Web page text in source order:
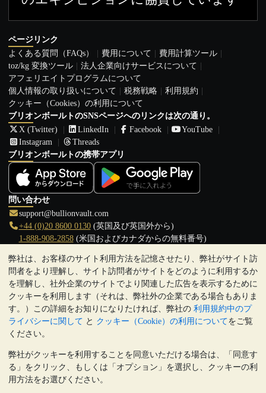
弊社は、お客様のサイト利用方法を記憶させたり、弊社がサイト訪
問者をより理解し、サイト訪問者がサイトをどのように利用するか
を理解し、社外企業のサイトでより関連した広告を表示するために
クッキーを利用します（それは、弊社外の企業である場合もありま
す。）この詳細をお知りになりたければ、弊社の 利用規約中のプ
ライバシーに関して と クッキー（Cookie）の利用についてをご覧
ください。
弊社がクッキーを利用することを同意いただける場合は、「同意す
る」をクリック、もしくは「オプション」を選択し、クッキーの利
用方法をお選びください。
ページリンク
よくある質問（FAQs）
費用について
費用計算ツール
toz/kg 変換ツール
法人企業向けサービスについて
アフェリエイトプログラムについて
個人情報の取り扱いについて
税務戦略
利用規約
クッキー（Cookies）の利用について
ブリオンボールトのSNSページへのリンクは次の通り。
X (Twitter)
LinkedIn Facebook
YouTube
Instagram
Threads
ブリオンボールトの携帯アプリ
問い合わせ
support@bullionvault.com
+44 (0)20 8600 0130(英国及び英国外から)
1-888-908-2858(米国およびカナダからの無料番号)
クリックして通話を開始
営業時間:
9:00～20:30 (英国), 月曜日から金曜日
17:00～2:30（日本時間）, 月曜日から金曜日
Galmarley Ltd T/A BullionVault
3 Shortlands (7th Floor)
London
W6 8DA
United Kingdom